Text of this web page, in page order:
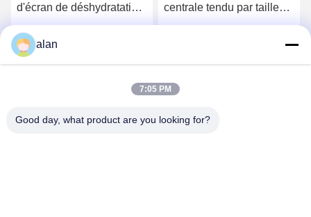
d'écran de déshydratation
de polyuréthane de
l'épaisseur 7-60mm MDI
Obtenez le meilleur prix
centrale tendu par tailles
personnalisables pour
Obtenez le meilleur prix
alan
7:05 PM
Good day, what product are you looking for?